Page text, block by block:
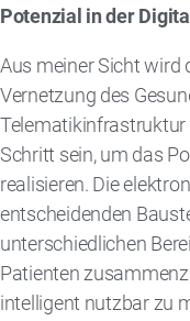
Potenzial in der
Aus meiner Sicht wird
Vernetzung des
Telematikinfrastruktur
Schritt sein, um das
realisieren. Die
entscheidenden
unterschiedlichen
Patienten
intelligent nutzbar zu